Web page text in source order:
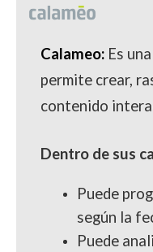
Calameo: Es
permite crear,
contenido
Dentro de sus
Puede
según la
Puede